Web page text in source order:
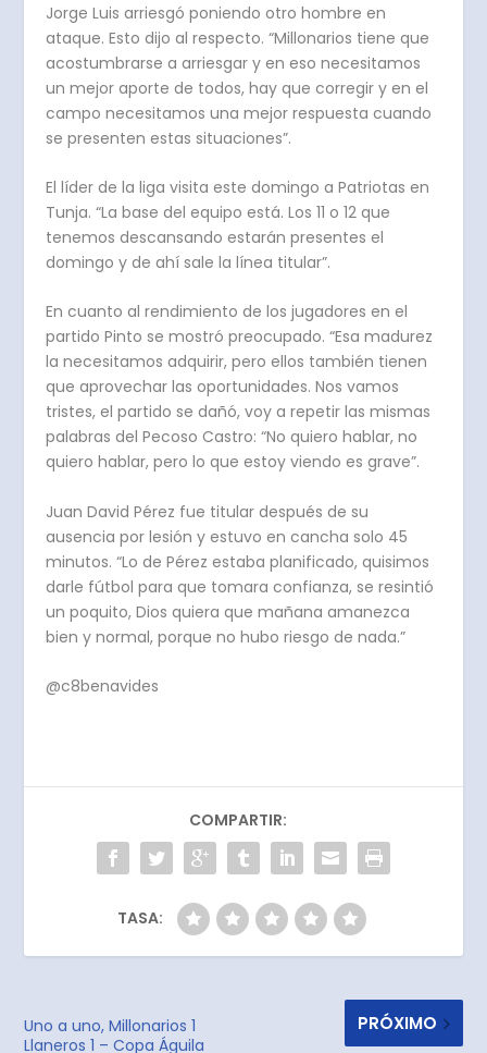
Jorge Luis arriesgó poniendo otro hombre en
ataque. Esto dijo al respecto. “Millonarios tiene que
acostumbrarse a arriesgar y en eso necesitamos
un mejor aporte de todos, hay que corregir y en el
campo necesitamos una mejor respuesta cuando
se presenten estas situaciones”.
El líder de la liga visita este domingo a Patriotas en
Tunja. “La base del equipo está. Los 11 o 12 que
tenemos descansando estarán presentes el
domingo y de ahí sale la línea titular”.
En cuanto al rendimiento de los jugadores en el
partido Pinto se mostró preocupado. “Esa madurez
la necesitamos adquirir, pero ellos también tienen
que aprovechar las oportunidades. Nos vamos
tristes, el partido se dañó, voy a repetir las mismas
palabras del Pecoso Castro: “No quiero hablar, no
quiero hablar, pero lo que estoy viendo es grave”.
Juan David Pérez fue titular después de su
ausencia por lesión y estuvo en cancha solo 45
minutos. “Lo de Pérez estaba planificado, quisimos
darle fútbol para que tomara confianza, se resintió
un poquito, Dios quiera que mañana amanezca
bien y normal, porque no hubo riesgo de nada.”
@c8benavides
COMPARTIR:
TASA:
Uno a uno, Millonarios 1
Llaneros 1 – Copa Águila
PRÓXIMO